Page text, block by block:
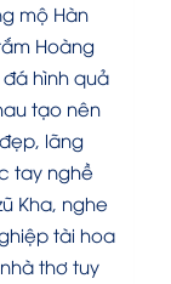
mộ Hàn
Hoàng
hình quả
tạo nên
lãng
tay nghề
Kha, nghe
tài hoa
thơ tuy